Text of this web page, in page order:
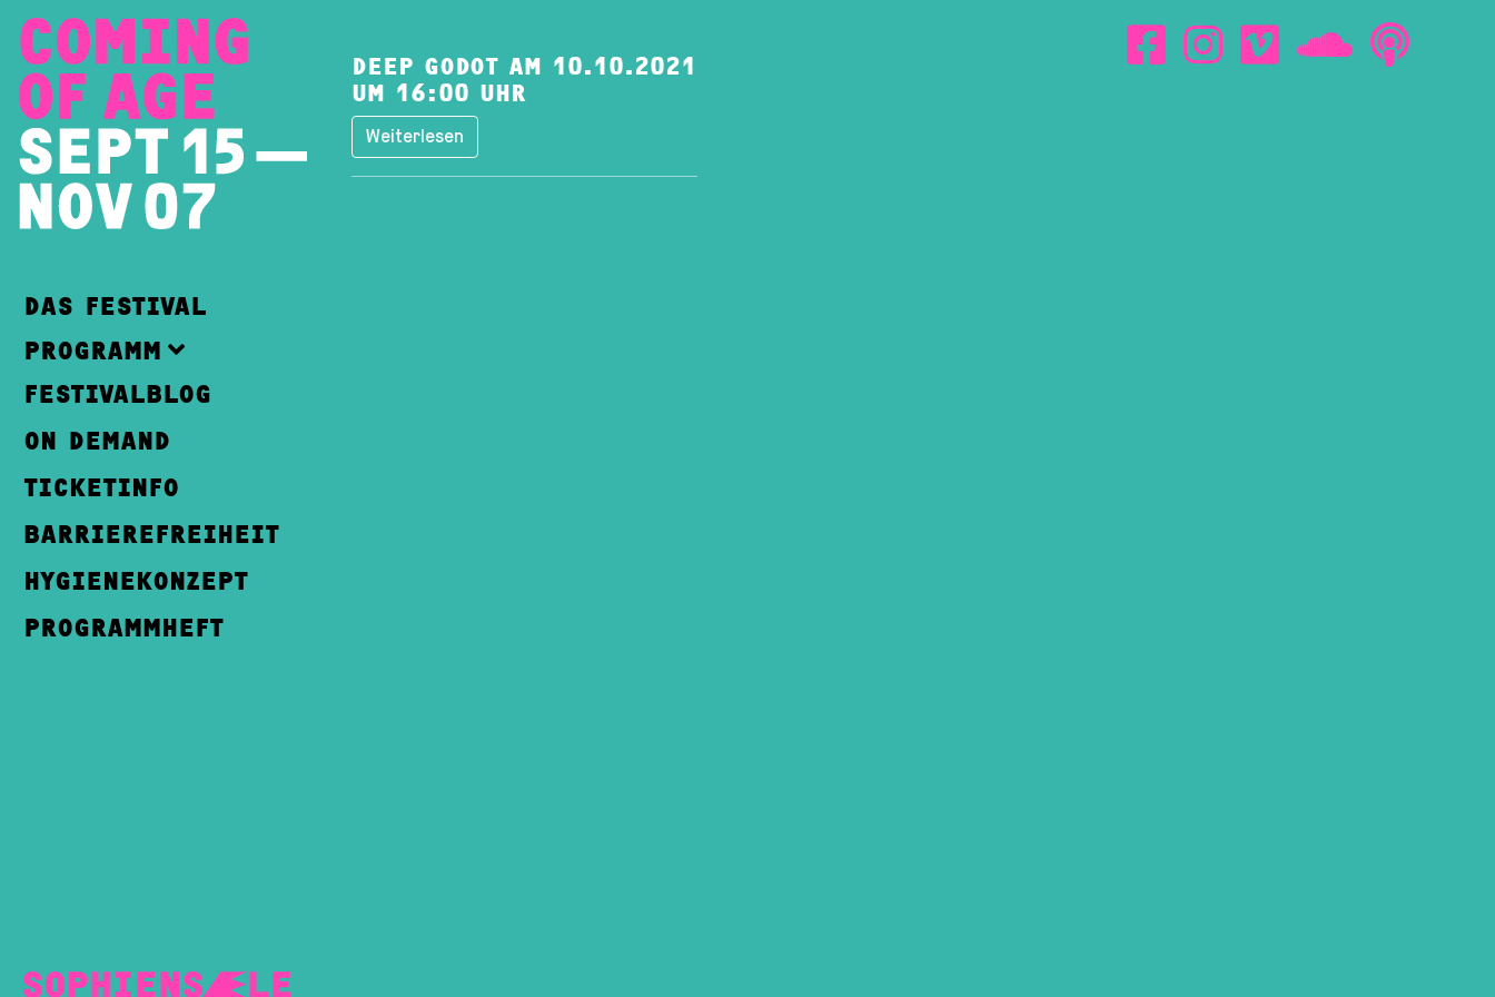
DAS FESTIVAL
PROGRAMM
FESTIVALBLOG
ON DEMAND
TICKETINFO
BARRIEREFREIHEIT
HYGIENEKONZEPT
PROGRAMMHEFT
DEEP GODOT AM 10.10.2021
UM 16:00 UHR
Weiterlesen